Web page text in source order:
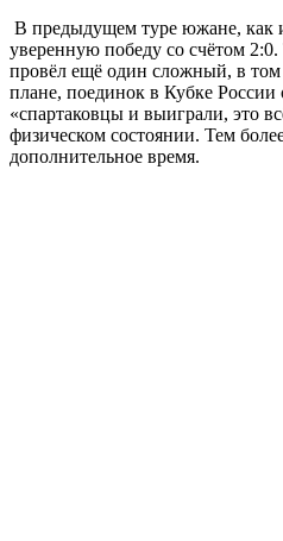
В предыдущем туре южане, как
уверенную победу со счётом
провёл ещё один сложный, в
плане, поединок в Кубке
«спартаковцы и выиграли, это
физическом состоянии. Тем
дополнительное время.